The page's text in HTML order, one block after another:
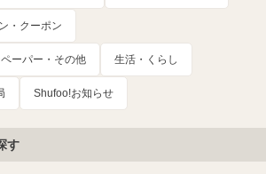
・クーポン
ーパー・その他 生活・くらし
Shufoo!お知らせ
す